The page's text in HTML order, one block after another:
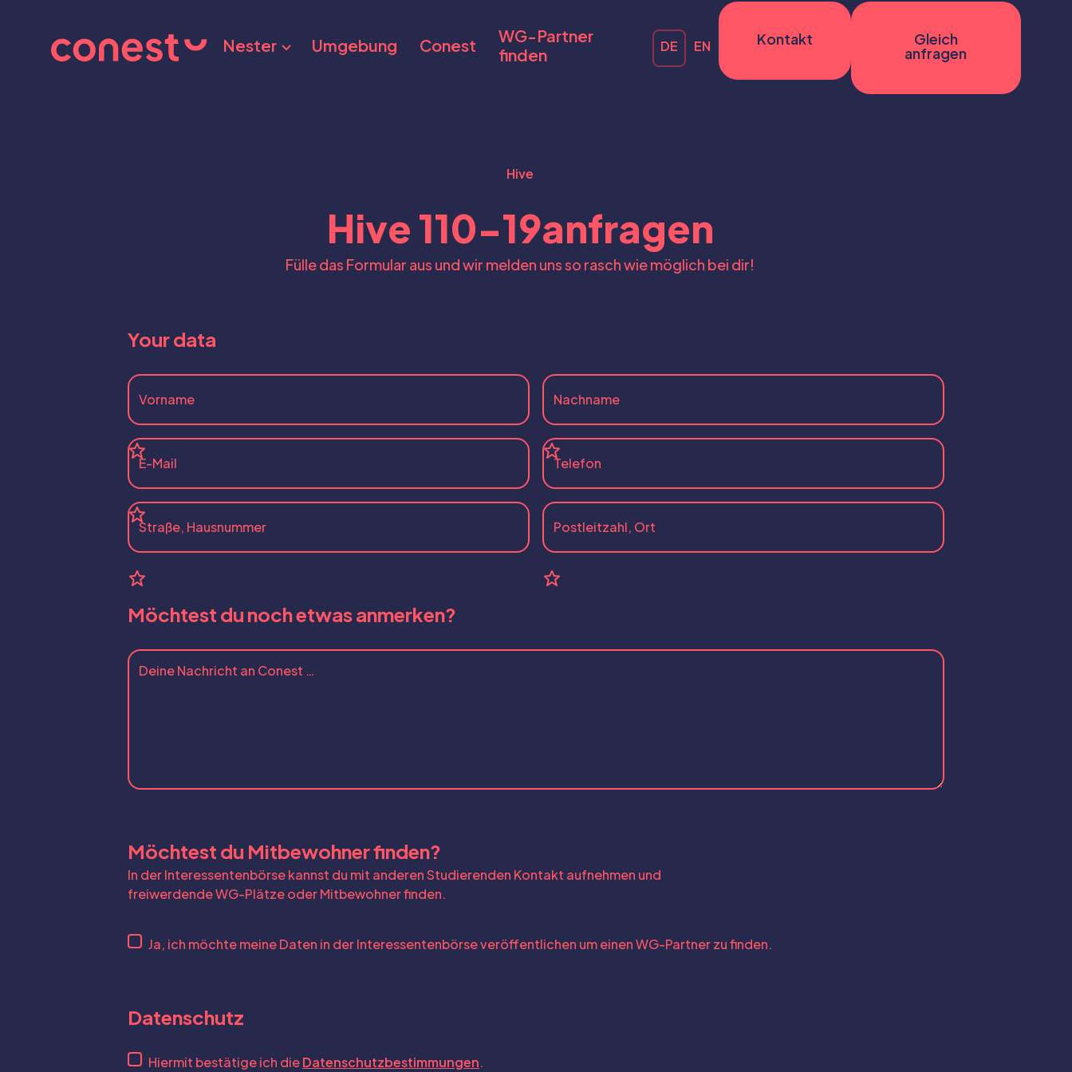
Nester Umgebung Conest
WG-Partner
finden
DE EN Kontakt
Gleich
anfragen
Hive
Hive 110-19anfragen
Fülle das Formular aus und wir melden uns so rasch wie möglich bei dir!
Your data
Möchtest du noch etwas anmerken?
Möchtest du Mitbewohner finden?
In der Interessentenbörse kannst du mit anderen Studierenden Kontakt aufnehmen und
freiwerdende WG-Plätze oder Mitbewohner finden.
Ja, ich möchte meine Daten in der Interessentenbörse veröffentlichen um einen WG-Partner zu finden.
Datenschutz
Hiermit bestätige ich die Datenschutzbestimmungen.